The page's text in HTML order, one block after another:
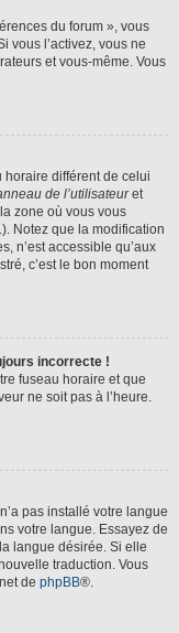
du forum », vous
vous l’activez, vous ne
et vous-même. Vous
horaire différent de celui
de l’utilisateuret
zone où vous vous
Notez que la modification
n’est accessible qu’aux
c’est le bon moment
incorrecte !
fuseau horaire et que
ne soit pas à l’heure.
pas installé votre langue
votre langue. Essayez de
langue désirée. Si elle
traduction. Vous
de phpBB®.